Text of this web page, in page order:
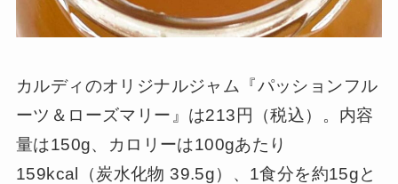
カルディのオリジナルジャム『パッションフル
ーツ＆ローズマリー』は213円（税込）。内容
量は150g、カロリーは100gあたり
159kcal（炭水化物 39.5g）、1食分を約15gと